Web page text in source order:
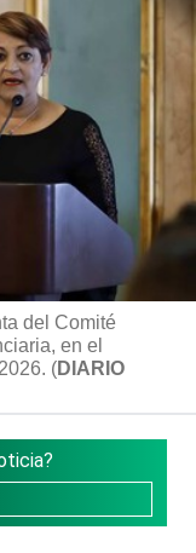
del Comité
en el
(DIARIO